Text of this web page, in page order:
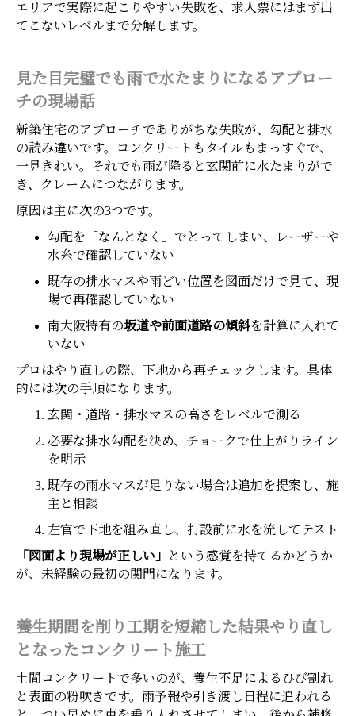
エリアで実際に起こりやすい失敗を、求人票にはまず出
てこないレベルまで分解します。
見た目完璧でも雨で水たまりになるアプロー
チの現場話
新築住宅のアプローチでありがちな失敗が、勾配と排水
の読み違いです。コンクリートもタイルもまっすぐで、
一見きれい。それでも雨が降ると玄関前に水たまりがで
き、クレームにつながります。
原因は主に次の3つです。
勾配を「なんとなく」でとってしまい、レーザーや
水糸で確認していない
既存の排水マスや雨どい位置を図面だけで見て、現
場で再確認していない
南大阪特有の坂道や前面道路の傾斜を計算に入れて
いない
プロはやり直しの際、下地から再チェックします。具体
的には次の手順になります。
玄関・道路・排水マスの高さをレベルで測る
必要な排水勾配を決め、チョークで仕上がりライン
を明示
既存の雨水マスが足りない場合は追加を提案し、施
主と相談
左官で下地を組み直し、打設前に水を流してテスト
「図面より現場が正しい」
という感覚を持てるかどうか
が、未経験の最初の関門になります。
養生期間を削り工期を短縮した結果やり直し
となったコンクリート施工
土間コンクリートで多いのが、養生不足によるひび割れ
と表面の粉吹きです。雨予報や引き渡し日程に追われる